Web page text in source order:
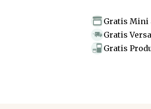
Gratis Mini
Gratis
Gratis